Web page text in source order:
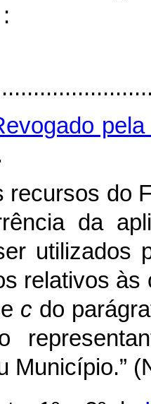
recursos do
da
utilizados
relativos
e c do
Município.”